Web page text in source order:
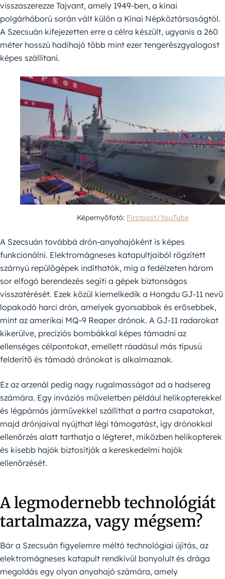
visszaszerezze Tajvant, amely 1949-ben, a kínai
polgárháború során vált külön a Kínai Népköztársaságtól.
A Szecsuán kifejezetten erre a célra készült, ugyanis a 260
méter hosszú hadihajó több mint ezer tengerészgyalogost
képes szállítani.
Képernyőfotó: Firstpost/YouTube
A Szecsuán továbbá drón-anyahajóként is képes
funkcionálni. Elektromágneses katapultjaiból rögzített
szárnyú repülőgépek indíthatók, míg a fedélzeten három
sor elfogó berendezés segíti a gépek biztonságos
visszatérését. Ezek közül kiemelkedik a Hongdu GJ-11 nevű
lopakodó harci drón, amelyek gyorsabbak és erősebbek,
mint az amerikai MQ-9 Reaper drónok. A GJ-11 radarokat
kikerülve, precíziós bombákkal képes támadni az
ellenséges célpontokat, emellett ráadásul más típusú
felderítő és támadó drónokat is alkalmaznak.
Ez az arzenál pedig nagy rugalmasságot ad a hadsereg
számára. Egy inváziós műveletben például helikopterekkel
és légpárnás járművekkel szállíthat a partra csapatokat,
majd drónjaival nyújthat légi támogatást, így drónokkal
ellenőrzés alatt tarthatja a légteret, miközben helikopterek
és kisebb hajók biztosítják a kereskedelmi hajók
ellenőrzését.
A legmodernebb technológiát
tartalmazza, vagy mégsem?
Bár a Szecsuán figyelemre méltó technológiai újítás, az
elektromágneses katapult rendkívül bonyolult és drága
megoldás egy olyan anyahajó számára, amely